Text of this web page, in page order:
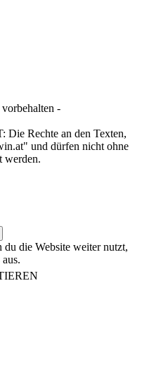
-
Rechte an den Texten,
und dürfen nicht ohne
werden.
du die Website weiter nutzt,